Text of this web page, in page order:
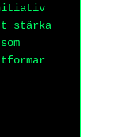
stärka